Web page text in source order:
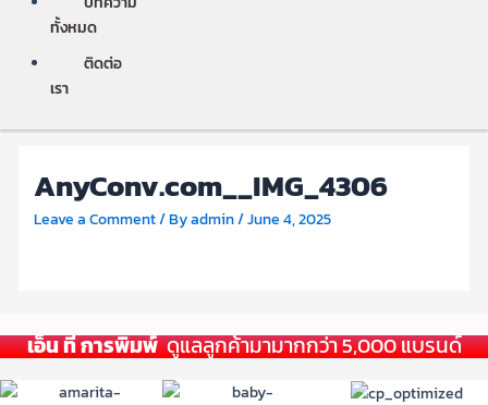
ทั้งหมด
ติดต่อ
เรา
AnyConv.com__IMG_4306
Leave a Comment/ Byadmin/June 4, 2025
เอ็น ที การพิมพ์ดูแลลูกค้ามามากกว่า 5,000 แบรนด์